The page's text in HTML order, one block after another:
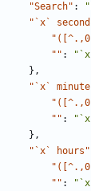
"Search" :
"`x`
"" :
} ,
"`x`
"" :
} ,
"`x` hours"
"" :